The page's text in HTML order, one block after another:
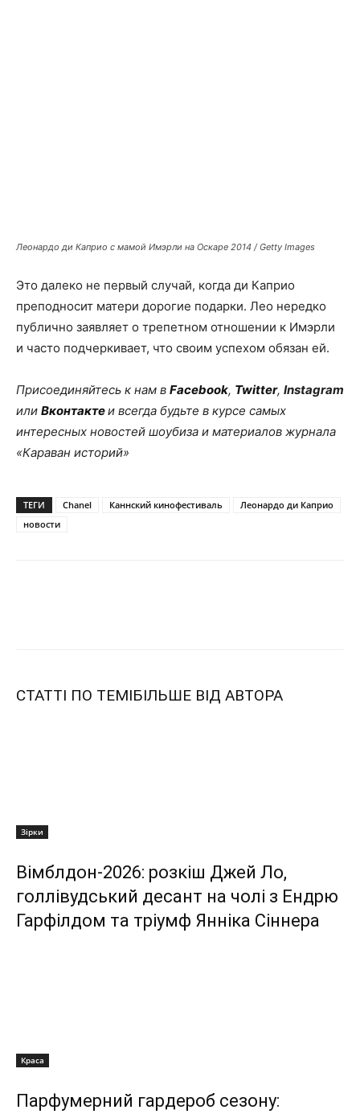
Леонардо ди Каприо с мамой Имэрли на Оскаре 2014 / Getty Images
Это далеко не первый случай, когда ди Каприо
преподносит матери дорогие подарки. Лео нередко
публично заявляет о трепетном отношении к Имэрли
и часто подчеркивает, что своим успехом обязан ей.
Присоединяйтесь к нам в Facebook, Twitter, Instagram
или Вконтактеи всегда будьте в курсе самых
интересных новостей шоубиза и материалов журнала
«Караван историй»
ТЕГИ Chanel Каннский кинофестиваль
Леонардо ди Каприо
новости
СТАТТІ ПО ТЕМІБІЛЬШЕ ВІД АВТОРА
Зірки
Вімблдон-2026: розкіш Джей Ло,
голлівудський десант на чолі з Ендрю
Гарфілдом та тріумф Янніка Сіннера
Краса
Парфумерний гардероб сезону: